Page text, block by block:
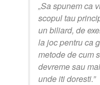
„Sa spunem ca
scopul tau
un biliard, de
la joc pentru ca
metode de cum
devreme sau
unde iti doresti.”